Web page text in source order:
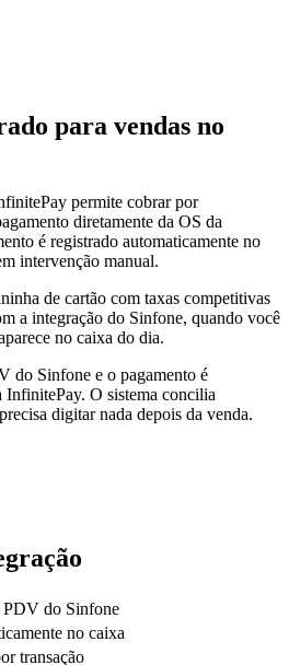
para vendas no
permite cobrar por
diretamente da OS da
é registrado automaticamente no
intervenção manual.
de cartão com taxas competitivas
a integração do Sinfone, quando você
no caixa do dia.
do Sinfone e o pagamento é
InfinitePay. O sistema concilia
digitar nada depois da venda.
PDV do Sinfone
no caixa
transação